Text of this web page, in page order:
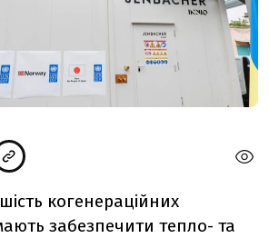
когенераційних
забезпечити тепло- та